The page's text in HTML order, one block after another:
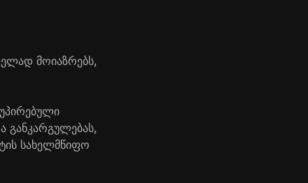
მოიაზრებს,
განკარგულებას,
სახელმწიფო